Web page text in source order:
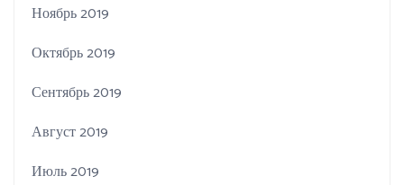
Ноябрь 2019
Октябрь 2019
Сентябрь 2019
Август 2019
Июль 2019